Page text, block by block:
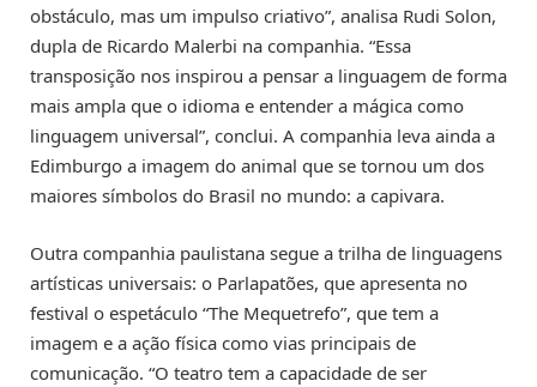
obstáculo, mas um impulso criativo”, analisa Rudi Solon,
dupla de Ricardo Malerbi na companhia. “Essa
transposição nos inspirou a pensar a linguagem de forma
mais ampla que o idioma e entender a mágica como
linguagem universal”, conclui. A companhia leva ainda a
Edimburgo a imagem do animal que se tornou um dos
maiores símbolos do Brasil no mundo: a capivara.
Outra companhia paulistana segue a trilha de linguagens
artísticas universais: o Parlapatões, que apresenta no
festival o espetáculo “The Mequetrefo”, que tem a
imagem e a ação física como vias principais de
comunicação. “O teatro tem a capacidade de ser